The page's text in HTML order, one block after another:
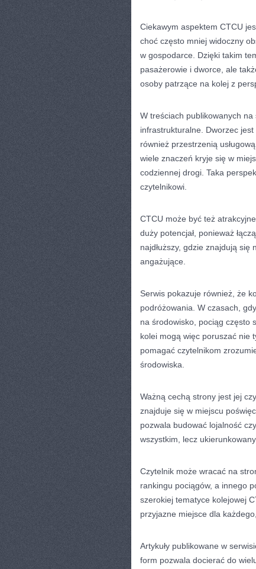
Ciekawym aspektem CTCU
choć często mniej widoczny
w gospodarce. Dzięki takim
pasażerowie i dworce, ale
osoby patrzące na kolej z
W treściach publikowanych
infrastrukturalne. Dworzec
również przestrzenią
wiele znaczeń kryje się w
codziennej drogi. Taka
czytelnikowi.
CTCU może być też
duży potencjał, ponieważ
najdłuższy, gdzie znajdują
angażujące.
Serwis pokazuje również, że
podróżowania. W czasach,
na środowisko, pociąg często
kolei mogą więc poruszać nie
pomagać czytelnikom
środowiska.
Ważną cechą strony jest jej
znajduje się w miejscu
pozwala budować lojalność
wszystkim, lecz
Czytelnik może wracać na
rankingu pociągów, a innego
szerokiej tematyce kolejowej
przyjazne miejsce dla
Artykuły publikowane w
form pozwala docierać do